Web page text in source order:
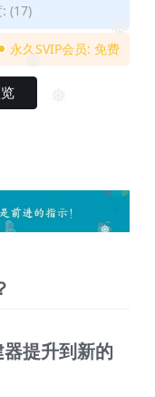
❅
❅
(17)
永久SVIP会员: 免费
提升到新的